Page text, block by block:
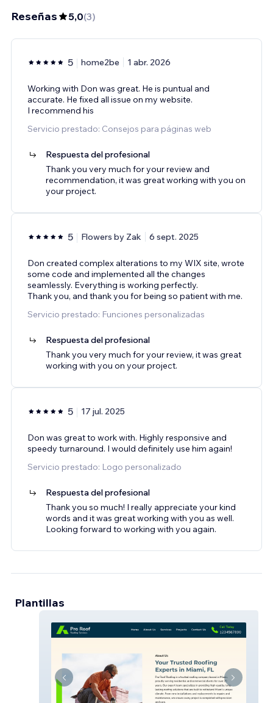
Reseñas 5,0(3)
5 home2be 1 abr. 2026
Working with Don was great. He is puntual and
accurate. He fixed all issue on my website.
I recommend his
Servicio prestado: Consejos para páginas web
Respuesta del profesional
Thank you very much for your review and
recommendation, it was great working with you on
your project.
5 Flowers by Zak 6 sept. 2025
Don created complex alterations to my WIX site, wrote
some code and implemented all the changes
seamlessly. Everything is working perfectly.
Thank you, and thank you for being so patient with me.
Servicio prestado: Funciones personalizadas
Respuesta del profesional
Thank you very much for your review, it was great
working with you on your project.
5 17 jul. 2025
Don was great to work with. Highly responsive and
speedy turnaround. I would definitely use him again!
Servicio prestado: Logo personalizado
Respuesta del profesional
Thank you so much! I really appreciate your kind
words and it was great working with you as well.
Looking forward to working with you again.
Plantillas